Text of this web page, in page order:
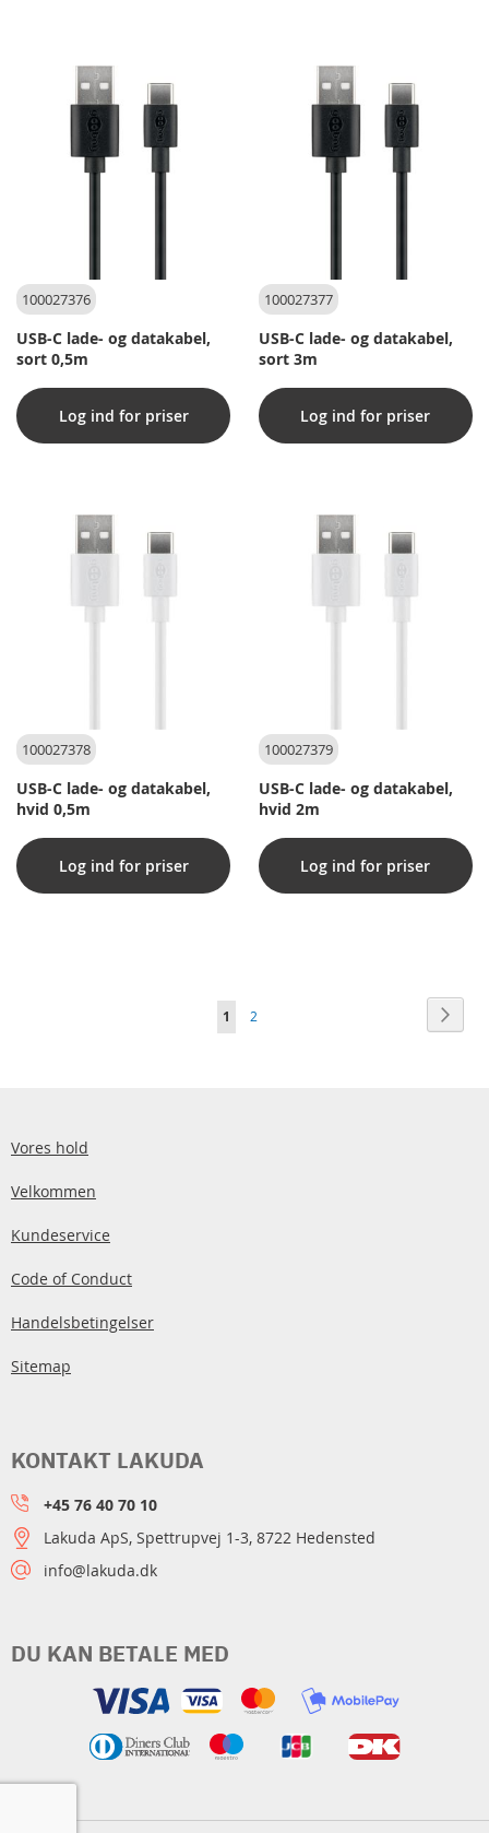
100027376
USB-C lade- og datakabel,
sort 0,5m
Log ind for priser
100027377
USB-C lade- og datakabel,
sort 3m
Log ind for priser
100027378
USB-C lade- og datakabel,
hvid 0,5m
Log ind for priser
100027379
USB-C lade- og datakabel,
hvid 2m
Log ind for priser
Du
1 Side
2
Vores hold
Velkommen
Kundeservice
Code of Conduct
Handelsbetingelser
Sitemap
DU KAN BETALE MED
KONTAKT LAKUDA
+45 76 40 70 10
Lakuda ApS, Spettrupvej 1-3, 8722 Hedensted
info@lakuda.dk